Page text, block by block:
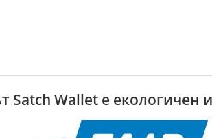
Satch Wallet е екологичен